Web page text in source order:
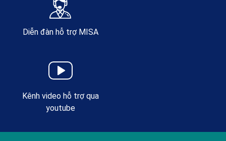
Diễn đàn hỗ trợ MISA
Kênh video hỗ trợ qua
youtube